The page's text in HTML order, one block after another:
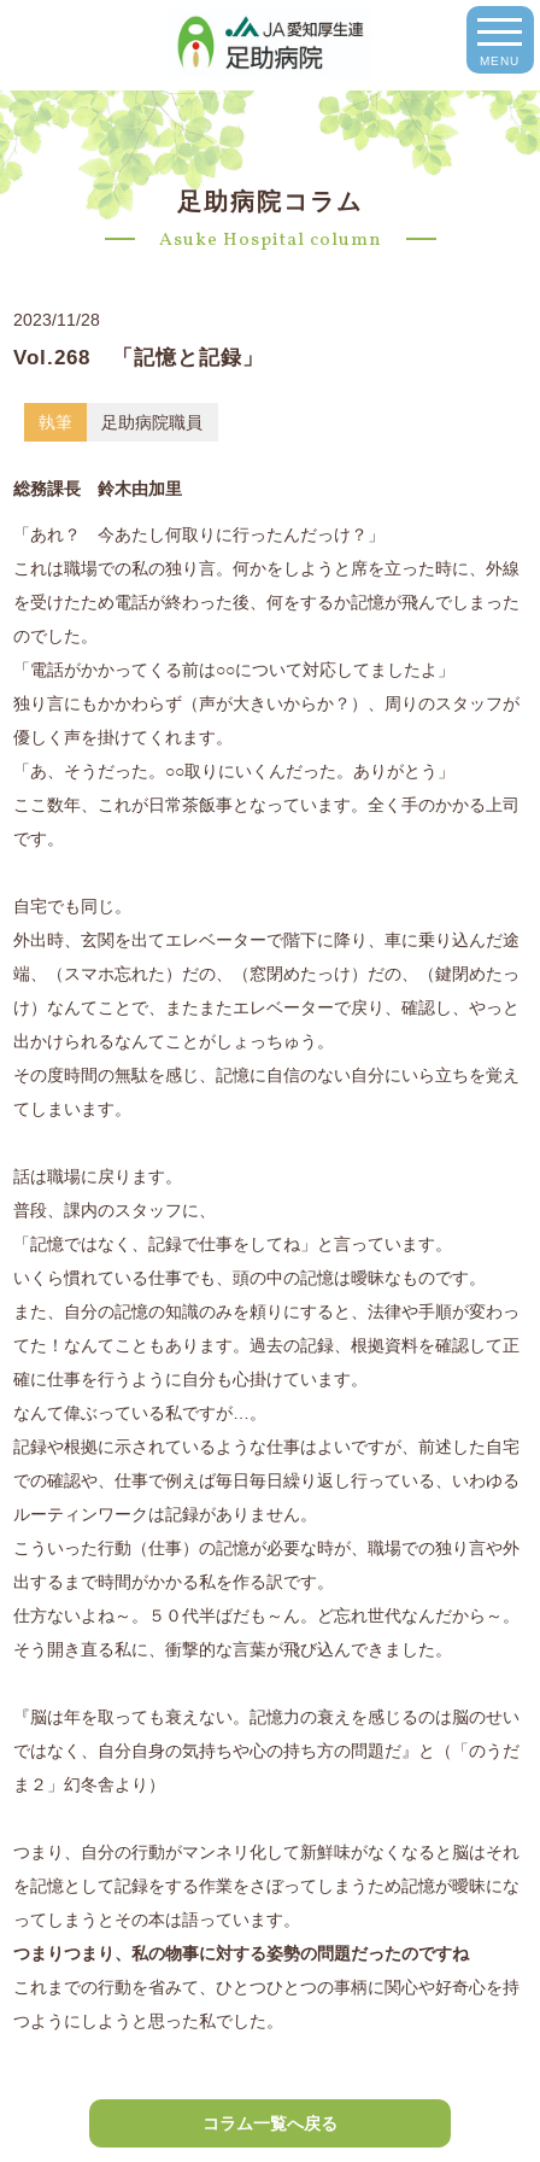
MENU
足助病院コラム
Asuke Hospital column
2023/11/28
Vol.268 「記憶と記録」
執筆 足助病院職員
総務課長 鈴木由加里
「あれ？ 今あたし何取りに行ったんだっけ？」
これは職場での私の独り言。何かをしようと席を立った時に、外線
を受けたため電話が終わった後、何をするか記憶が飛んでしまった
のでした。
「電話がかかってくる前は○○について対応してましたよ」
独り言にもかかわらず（声が大きいからか？）、周りのスタッフが
優しく声を掛けてくれます。
「あ、そうだった。○○取りにいくんだった。ありがとう」
ここ数年、これが日常茶飯事となっています。全く手のかかる上司
です。
自宅でも同じ。
外出時、玄関を出てエレベーターで階下に降り、車に乗り込んだ途
端、（スマホ忘れた）だの、（窓閉めたっけ）だの、（鍵閉めたっ
け）なんてことで、またまたエレベーターで戻り、確認し、やっと
出かけられるなんてことがしょっちゅう。
その度時間の無駄を感じ、記憶に自信のない自分にいら立ちを覚え
てしまいます。
話は職場に戻ります。
普段、課内のスタッフに、
「記憶ではなく、記録で仕事をしてね」と言っています。
いくら慣れている仕事でも、頭の中の記憶は曖昧なものです。
また、自分の記憶の知識のみを頼りにすると、法律や手順が変わっ
てた！なんてこともあります。過去の記録、根拠資料を確認して正
確に仕事を行うように自分も心掛けています。
なんて偉ぶっている私ですが…。
記録や根拠に示されているような仕事はよいですが、前述した自宅
での確認や、仕事で例えば毎日毎日繰り返し行っている、いわゆる
ルーティンワークは記録がありません。
こういった行動（仕事）の記憶が必要な時が、職場での独り言や外
出するまで時間がかかる私を作る訳です。
仕方ないよね～。５０代半ばだも～ん。ど忘れ世代なんだから～。
そう開き直る私に、衝撃的な言葉が飛び込んできました。
『脳は年を取っても衰えない。記憶力の衰えを感じるのは脳のせい
ではなく、自分自身の気持ちや心の持ち方の問題だ』と（「のうだ
ま２」幻冬舎より）
つまり、自分の行動がマンネリ化して新鮮味がなくなると脳はそれ
を記憶として記録をする作業をさぼってしまうため記憶が曖昧にな
ってしまうとその本は語っています。
つまりつまり、私の物事に対する姿勢の問題だったのですね
これまでの行動を省みて、ひとつひとつの事柄に関心や好奇心を持
つようにしようと思った私でした。
コラム一覧へ戻る